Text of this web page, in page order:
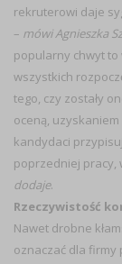
rekruterowi daje
– mówi Agnieszka
popularny chwyt
wszystkich
tego, czy zostały
oceną,
kandydaci
poprzedniej pracy,
dodaje.
Rzeczywistość
Nawet drobne
oznaczać dla firmy